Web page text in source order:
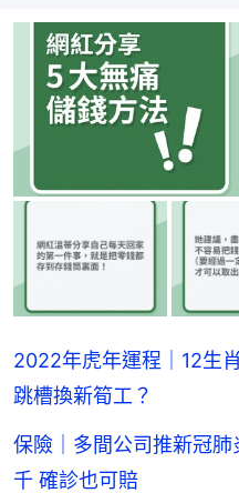
2022年虎年運程｜12生
跳槽換新筍工？
保險｜多間公司推新冠
千 確診也可賠